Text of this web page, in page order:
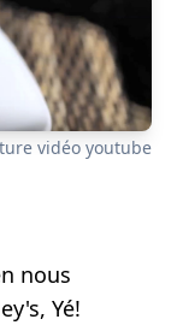
vidéo youtube
nous
Yé!